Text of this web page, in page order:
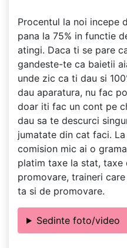
Procentul la noi incepe
pana la 75% in functie
atingi. Daca ti se pare
gandeste-te ca baietii
unde zic ca ti dau si
dau aparatura, nu fac
doar iti fac un cont pe
dau sa te descurci
jumatate din cat faci.
comision mic ai o
platim taxe la stat, taxe
promovare, traineri
ta si de promovare.
Sedinte foto/video